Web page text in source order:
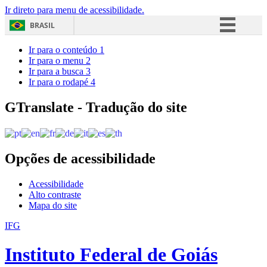
Ir direto para menu de acessibilidade.
BRASIL
Acesso à informação
Ir para o conteúdo 1
Ir para o menu 2
Ir para a busca 3
Ir para o rodapé 4
GTranslate - Tradução do site
Opções de acessibilidade
Acessibilidade
Alto contraste
Mapa do site
IFG
Instituto Federal de Goiás